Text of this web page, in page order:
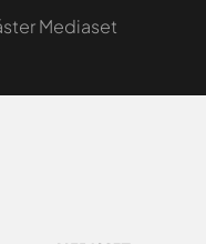
Mediaset